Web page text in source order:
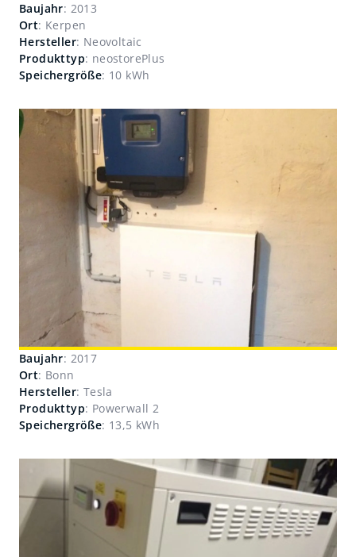
Baujahr: 2013
Ort: Kerpen
Hersteller: Neovoltaic
Produkttyp: neostorePlus
Speichergröße: 10 kWh
Baujahr: 2017
Ort: Bonn
Hersteller: Tesla
Produkttyp: Powerwall 2
Speichergröße: 13,5 kWh